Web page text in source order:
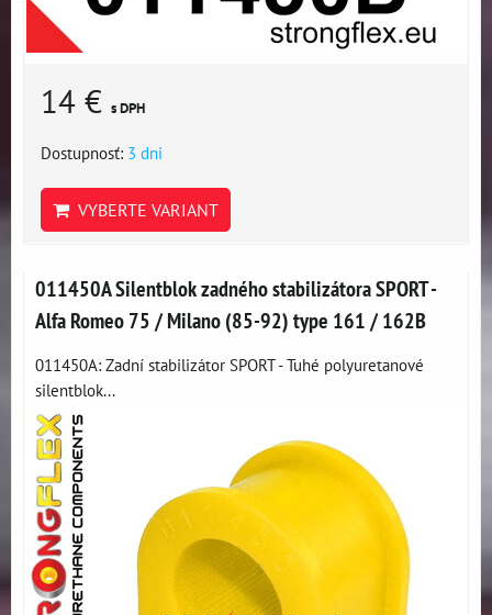
14 € s DPH
Dostupnosť: 3 dni
VYBERTE VARIANT
011450A Silentblok zadného stabilizátora SPORT -
Alfa Romeo 75 / Milano (85-92) type 161 / 162B
011450A: Zadní stabilizátor SPORT - Tuhé polyuretanové
silentblok...